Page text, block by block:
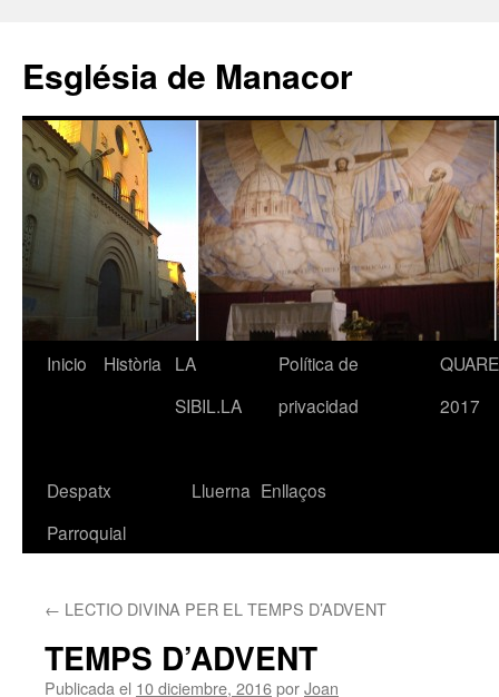
contenido
Església de Manacor
Inicio Història
LA
SIBIL.LA
Política de
privacidad
2017
Despatx
Parroquial
Lluerna Enllaços
← LECTIO DIVINA PER EL TEMPS D’ADVENT
TEMPS D’ADVENT
Publicada el 10 diciembre, 2016porJoan